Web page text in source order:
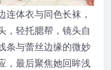
体衣与同色长袜，
，轻托腮帮，镜头自
条与蕾丝边缘的微妙
，最后聚焦她回眸浅